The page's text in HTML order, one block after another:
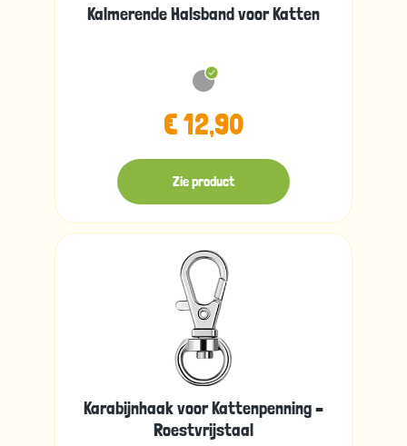
Kalmerende Halsband voor Katten
€ 12,90
Zie product
Karabijnhaak voor Kattenpenning –
Roestvrijstaal